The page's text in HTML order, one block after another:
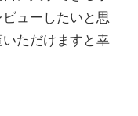
ューしたいと思
ただけますと幸